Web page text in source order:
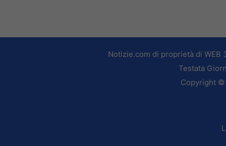
Notizie.com di proprietà di WEB
Testata
Copyright